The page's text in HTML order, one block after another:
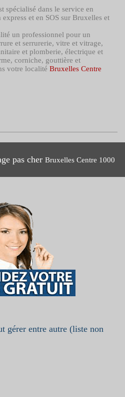
spécialisé dans le service en
et en SOS sur Bruxelles et
un professionnel pour un
et serrurerie, vitre et vitrage,
et plomberie, électrique et
corniche, gouttière et
votre localité Bruxelles Centre
pas cher Bruxelles Centre 1000
gérer entre autre (liste non